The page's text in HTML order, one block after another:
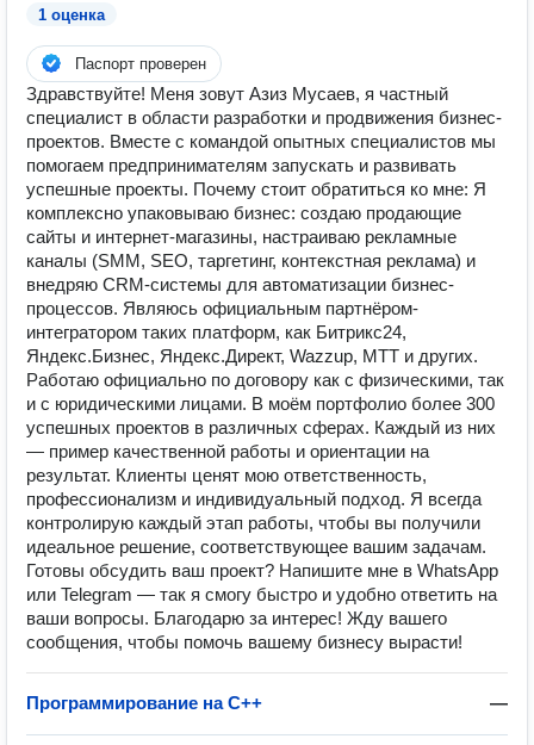
1 оценка
Паспорт проверен
Здравствуйте! Меня зовут Азиз Мусаев, я частный
специалист в области разработки и продвижения бизнес-
проектов. Вместе с командой опытных специалистов мы
помогаем предпринимателям запускать и развивать
успешные проекты. Почему стоит обратиться ко мне: Я
комплексно упаковываю бизнес: создаю продающие
сайты и интернет-магазины, настраиваю рекламные
каналы (SMM, SEO, таргетинг, контекстная реклама) и
внедряю CRM-системы для автоматизации бизнес-
процессов. Являюсь официальным партнёром-
интегратором таких платформ, как Битрикс24,
Яндекс.Бизнес, Яндекс.Директ, Wazzup, MTT и других.
Работаю официально по договору как с физическими, так
и с юридическими лицами. В моём портфолио более 300
успешных проектов в различных сферах. Каждый из них
— пример качественной работы и ориентации на
результат. Клиенты ценят мою ответственность,
профессионализм и индивидуальный подход. Я всегда
контролирую каждый этап работы, чтобы вы получили
идеальное решение, соответствующее вашим задачам.
Готовы обсудить ваш проект? Напишите мне в WhatsApp
или Telegram — так я смогу быстро и удобно ответить на
ваши вопросы. Благодарю за интерес! Жду вашего
сообщения, чтобы помочь вашему бизнесу вырасти!
Программирование на C++ —